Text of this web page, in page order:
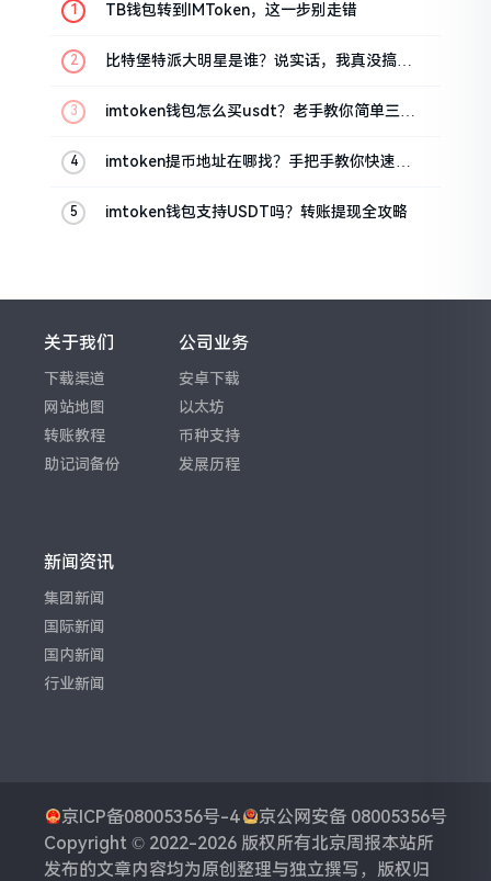
TB钱包转到IMToken，这一步别走错
比特堡特派大明星是谁？说实话，我真没搞明
imtoken钱包怎么买usdt？老手教你简单三步
imtoken提币地址在哪找？手把手教你快速查
imtoken钱包支持USDT吗？转账提现全攻略
关于我们
下载渠道
网站地图
转账教程
助记词备份
公司业务
安卓下载
以太坊
币种支持
发展历程
新闻资讯
集团新闻
国际新闻
国内新闻
行业新闻
京ICP备08005356号-4
京公网安备 08005356号
Copyright © 2022-2026 版权所有北京周报本站所
发布的文章内容均为原创整理与独立撰写，版权归